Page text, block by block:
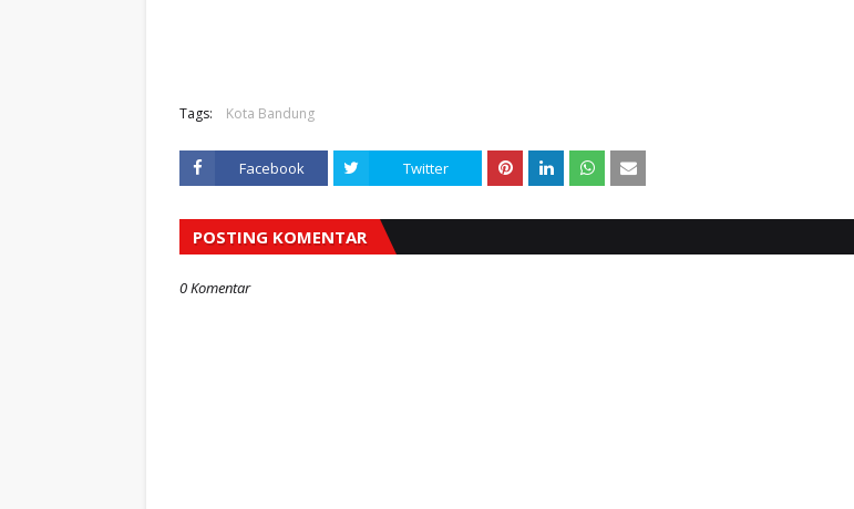
Tags: Kota Bandung
Facebook Twitter
POSTING KOMENTAR
0 Komentar